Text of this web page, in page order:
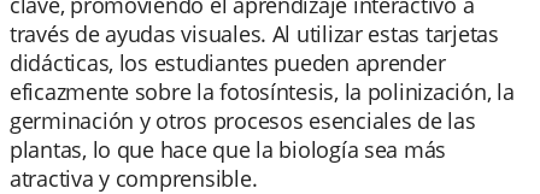
través de ayudas visuales. Al utilizar estas tarjetas
didácticas, los estudiantes pueden aprender
eficazmente sobre la fotosíntesis, la polinización, la
germinación y otros procesos esenciales de las
plantas, lo que hace que la biología sea más
atractiva y comprensible.